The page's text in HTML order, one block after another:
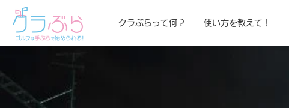
クラぶらって何？ 使い方を教えて！